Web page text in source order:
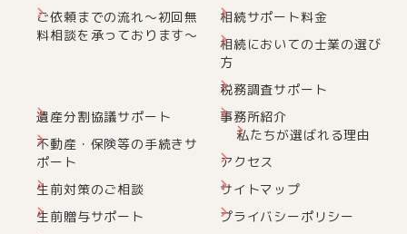
ご依頼までの流れ～初回無
料相談を承っております～
相続サポート料金
相続においての士業の選び
方
税務調査サポート
遺産分割協議サポート
不動産・保険等の手続きサ
ポート
生前対策のご相談
生前贈与サポート
事務所紹介
私たちが選ばれる理由
アクセス
サイトマップ
プライバシーポリシー